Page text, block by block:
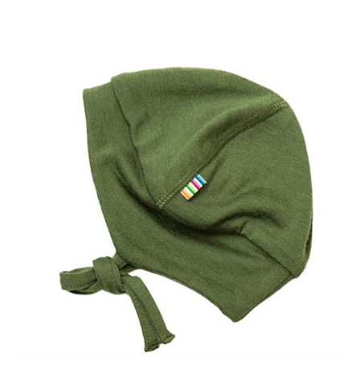
OM UNIK KIDS
INFO
NYHEDSBREV